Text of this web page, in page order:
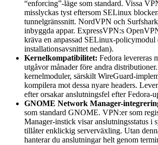
“enforcing”-läge som standard. Vissa
misslyckas tyst eftersom SELinux
tunnelgränssnitt. NordVPN och
inbyggda appar. ExpressVPN:s
kräva en anpassad SELinux-policymodul
installationsavsnittet nedan).
Kernelkompatibilitet: Fedora levereras
utgåvor månader före andra
kernelmoduler, särskilt WireGuard-
kompilera mot dessa nyare headers.
efter orsakar anslutningsfel efter Fedora-
GNOME Network Manager-
som standard GNOME. VPN:er som
Manager-instick visar anslutningsstatus i
tillåter enklickig serverväxling. Utan
hanterar du anslutningar helt genom